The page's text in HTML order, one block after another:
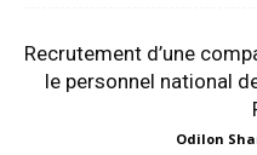
Recrutement d’une
le personnel national
Odilon